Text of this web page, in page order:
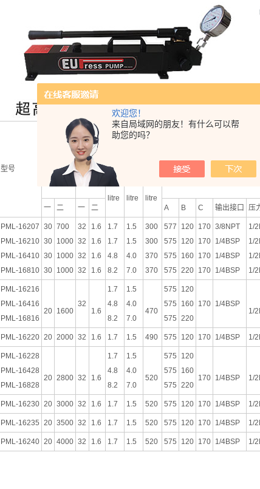
欢迎您！
来自局域网的朋友！有什么可以帮
助您的吗？
型号
（BAR）
每冲程
输出油
的容积
（CC）
容积
litre litre litre
(mm)
一 二 一 二 A B C 输出接口 压
PML-16207
PML-16210
PML-16410
PML-16810
30
30
30
30
700
1000
1000
1000
32
32
32
32
1.6
1.6
1.6
1.6
1.7
1.7
4.8
8.2
1.5
1.5
4.0
7.0
300
300
370
370
577
575
575
575
120
120
160
220
170
170
170
170
3/8NPT
1/4BSP
1/4BSP
1/4BSP
1/
1/
1/
1/
PML-16216
PML-16416
PML-16816
20 1600
32
1.6
1.7
4.8
8.2
1.5
4.0
7.0
470
575
575
575
120
160
220
170 1/4BSP
1/
PML-16220 20 2000 32 1.6 1.7 1.5 490 575 120 170 1/4BSP 1/
PML-16228
PML-16428
PML-16828
20 2800 32 1.6
1.7
4.8
8.2
1.5
4.0
7.0
520
575
575
575
120
160
220
170 1/4BSP 1/
PML-16230 20 3000 32 1.6 1.7 1.5 520 575 120 170 1/4BSP 1/
PML-16235 20 3500 32 1.6 1.7 1.5 520 575 120 170 1/4BSP 1/
PML-16240 20 4000 32 1.6 1.7 1.5 520 575 120 170 1/4BSP 1/